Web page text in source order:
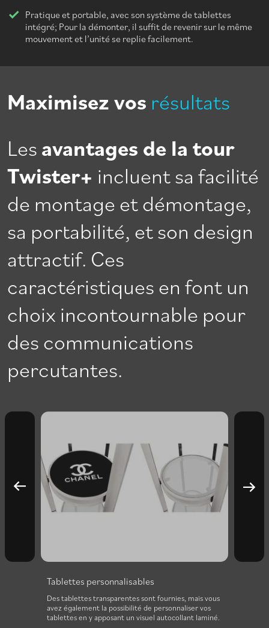
Pratique et portable, avec son système de tablettes
intégré; Pour la démonter, il suffit de revenir sur le même
mouvement et l’unité se replie facilement.
Maximisez vos résultats
Les avantages de la tour
Twister+ incluent sa facilité
de montage et démontage,
sa portabilité, et son design
attractif. Ces
caractéristiques en font un
choix incontournable pour
des communications
percutantes.
Tablettes personnalisables
Des tablettes transparentes sont fournies, mais vous
avez également la possibilité de personnaliser vos
tablettes en y apposant un visuel autocollant laminé.